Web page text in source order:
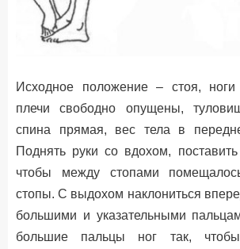
Исходное положение – стоя,
плечи свободно опущены,
спина прямая, вес тела в
Поднять руки со вдохом,
чтобы между стопами
стопы. С выдохом наклониться
большими и указательными
большие пальцы ног так,